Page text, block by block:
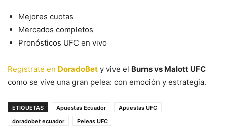
Mejores cuotas
Mercados completos
Pronósticos UFC en vivo
Regístrate en DoradoBet y vive el Burns vs Malott UFC
como se vive una gran pelea: con emoción y estrategia.
ETIQUETAS Apuestas Ecuador
Apuestas UFC
doradobet ecuador
Peleas UFC